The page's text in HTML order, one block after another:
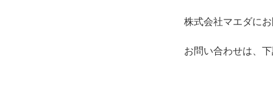
株式会社マエダに
お問い合わせは、